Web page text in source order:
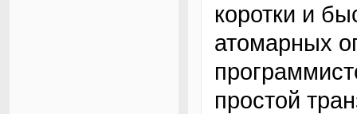
коротки и
атомарных
простой